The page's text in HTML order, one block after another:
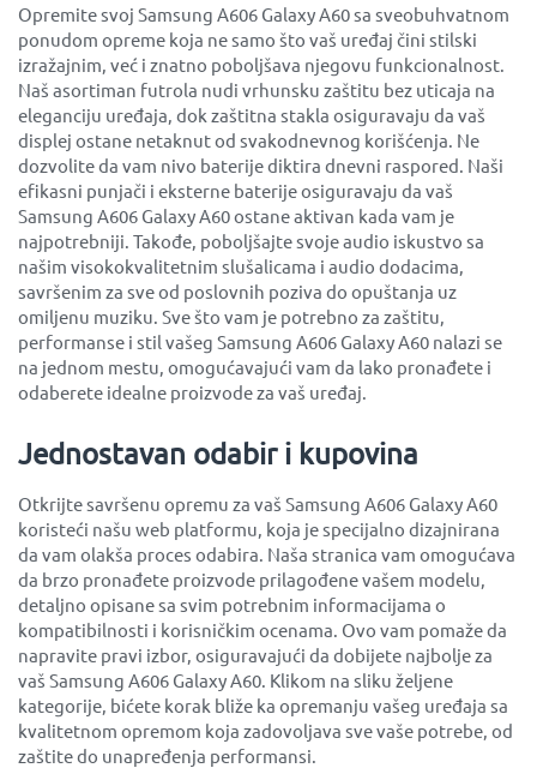
Opremite svoj Samsung A606 Galaxy A60 sa sveobuhvatnom
ponudom opreme koja ne samo što vaš uređaj čini stilski
izražajnim, već i znatno poboljšava njegovu funkcionalnost.
Naš asortiman futrola nudi vrhunsku zaštitu bez uticaja na
eleganciju uređaja, dok zaštitna stakla osiguravaju da vaš
displej ostane netaknut od svakodnevnog korišćenja. Ne
dozvolite da vam nivo baterije diktira dnevni raspored. Naši
efikasni punjači i eksterne baterije osiguravaju da vaš
Samsung A606 Galaxy A60 ostane aktivan kada vam je
najpotrebniji. Takođe, poboljšajte svoje audio iskustvo sa
našim visokokvalitetnim slušalicama i audio dodacima,
savršenim za sve od poslovnih poziva do opuštanja uz
omiljenu muziku. Sve što vam je potrebno za zaštitu,
performanse i stil vašeg Samsung A606 Galaxy A60 nalazi se
na jednom mestu, omogućavajući vam da lako pronađete i
odaberete idealne proizvode za vaš uređaj.
Jednostavan odabir i kupovina
Otkrijte savršenu opremu za vaš Samsung A606 Galaxy A60
koristeći našu web platformu, koja je specijalno dizajnirana
da vam olakša proces odabira. Naša stranica vam omogućava
da brzo pronađete proizvode prilagođene vašem modelu,
detaljno opisane sa svim potrebnim informacijama o
kompatibilnosti i korisničkim ocenama. Ovo vam pomaže da
napravite pravi izbor, osiguravajući da dobijete najbolje za
vaš Samsung A606 Galaxy A60. Klikom na sliku željene
kategorije, bićete korak bliže ka opremanju vašeg uređaja sa
kvalitetnom opremom koja zadovoljava sve vaše potrebe, od
zaštite do unapređenja performansi.